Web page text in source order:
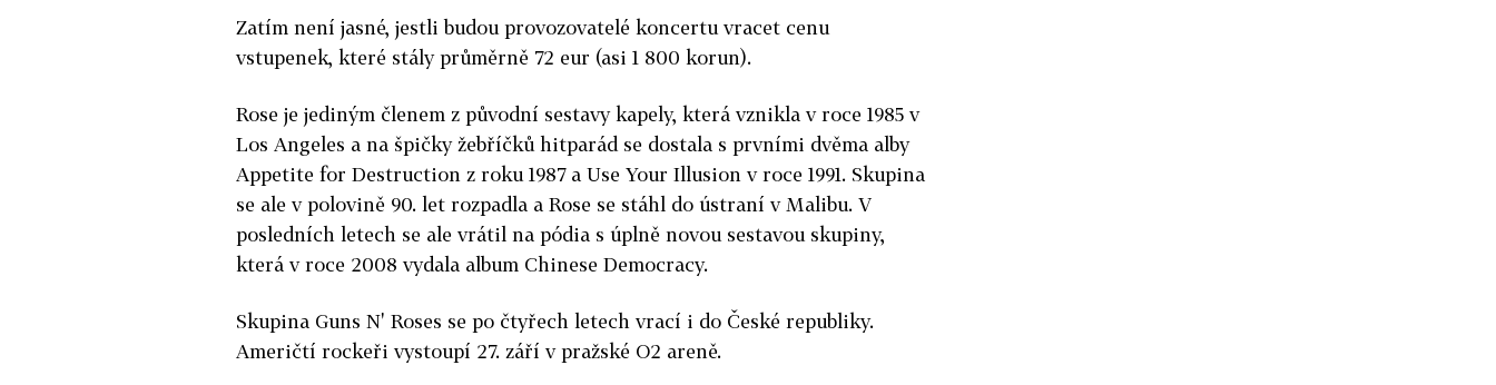
Zatím není jasné, jestli budou provozovatelé koncertu vracet cenu
vstupenek, které stály průměrně 72 eur (asi 1 800 korun).
Rose je jediným členem z původní sestavy kapely, která vznikla v roce 1985 v
Los Angeles a na špičky žebříčků hitparád se dostala s prvními dvěma alby
Appetite for Destruction z roku 1987 a Use Your Illusion v roce 1991. Skupina
se ale v polovině 90. let rozpadla a Rose se stáhl do ústraní v Malibu. V
posledních letech se ale vrátil na pódia s úplně novou sestavou skupiny,
která v roce 2008 vydala album Chinese Democracy.
Skupina Guns N' Roses se po čtyřech letech vrací i do České republiky.
Američtí rockeři vystoupí 27. září v pražské O2 areně.